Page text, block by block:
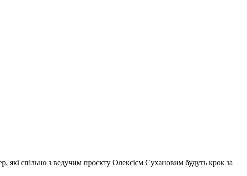
які спільно з ведучим проєкту Олексієм Сухановим будуть крок за